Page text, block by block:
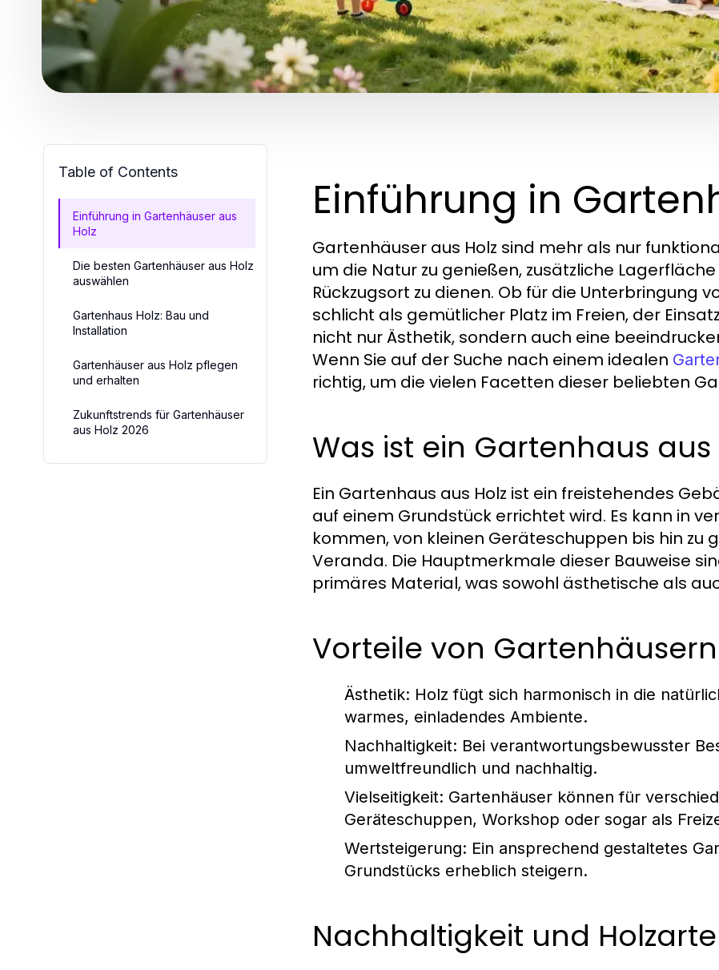
Table of Contents
Einführung in Gartenhäuser aus
Holz
Die besten Gartenhäuser aus Holz
auswählen
Gartenhaus Holz: Bau und
Installation
Gartenhäuser aus Holz pflegen
und erhalten
Zukunftstrends für Gartenhäuser
aus Holz 2026
Einführung in
Gartenhäuser aus Holz sind mehr als nur
um die Natur zu genießen, zusätzliche
Rückzugsort zu dienen. Ob für die Unterbringung
schlicht als gemütlicher Platz im Freien, der
nicht nur Ästhetik, sondern auch eine
Wenn Sie auf der Suche nach einem idealen
richtig, um die vielen Facetten dieser beliebten
Was ist ein Gartenhaus aus
Ein Gartenhaus aus Holz ist ein freistehendes
auf einem Grundstück errichtet wird. Es kann in
kommen, von kleinen Geräteschuppen bis hin zu
Veranda. Die Hauptmerkmale dieser Bauweise
primäres Material, was sowohl ästhetische als
Vorteile von
Ästhetik: Holz fügt sich harmonisch in die
warmes, einladendes Ambiente.
Nachhaltigkeit: Bei verantwortungsbewusster
umweltfreundlich und nachhaltig.
Vielseitigkeit: Gartenhäuser können für
Geräteschuppen, Workshop oder sogar als
Wertsteigerung: Ein ansprechend gestaltetes
Grundstücks erheblich steigern.
Nachhaltigkeit und